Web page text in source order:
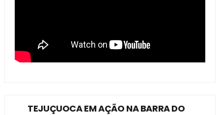
TEJUÇUOCA EM AÇÃO NA BARRA DO